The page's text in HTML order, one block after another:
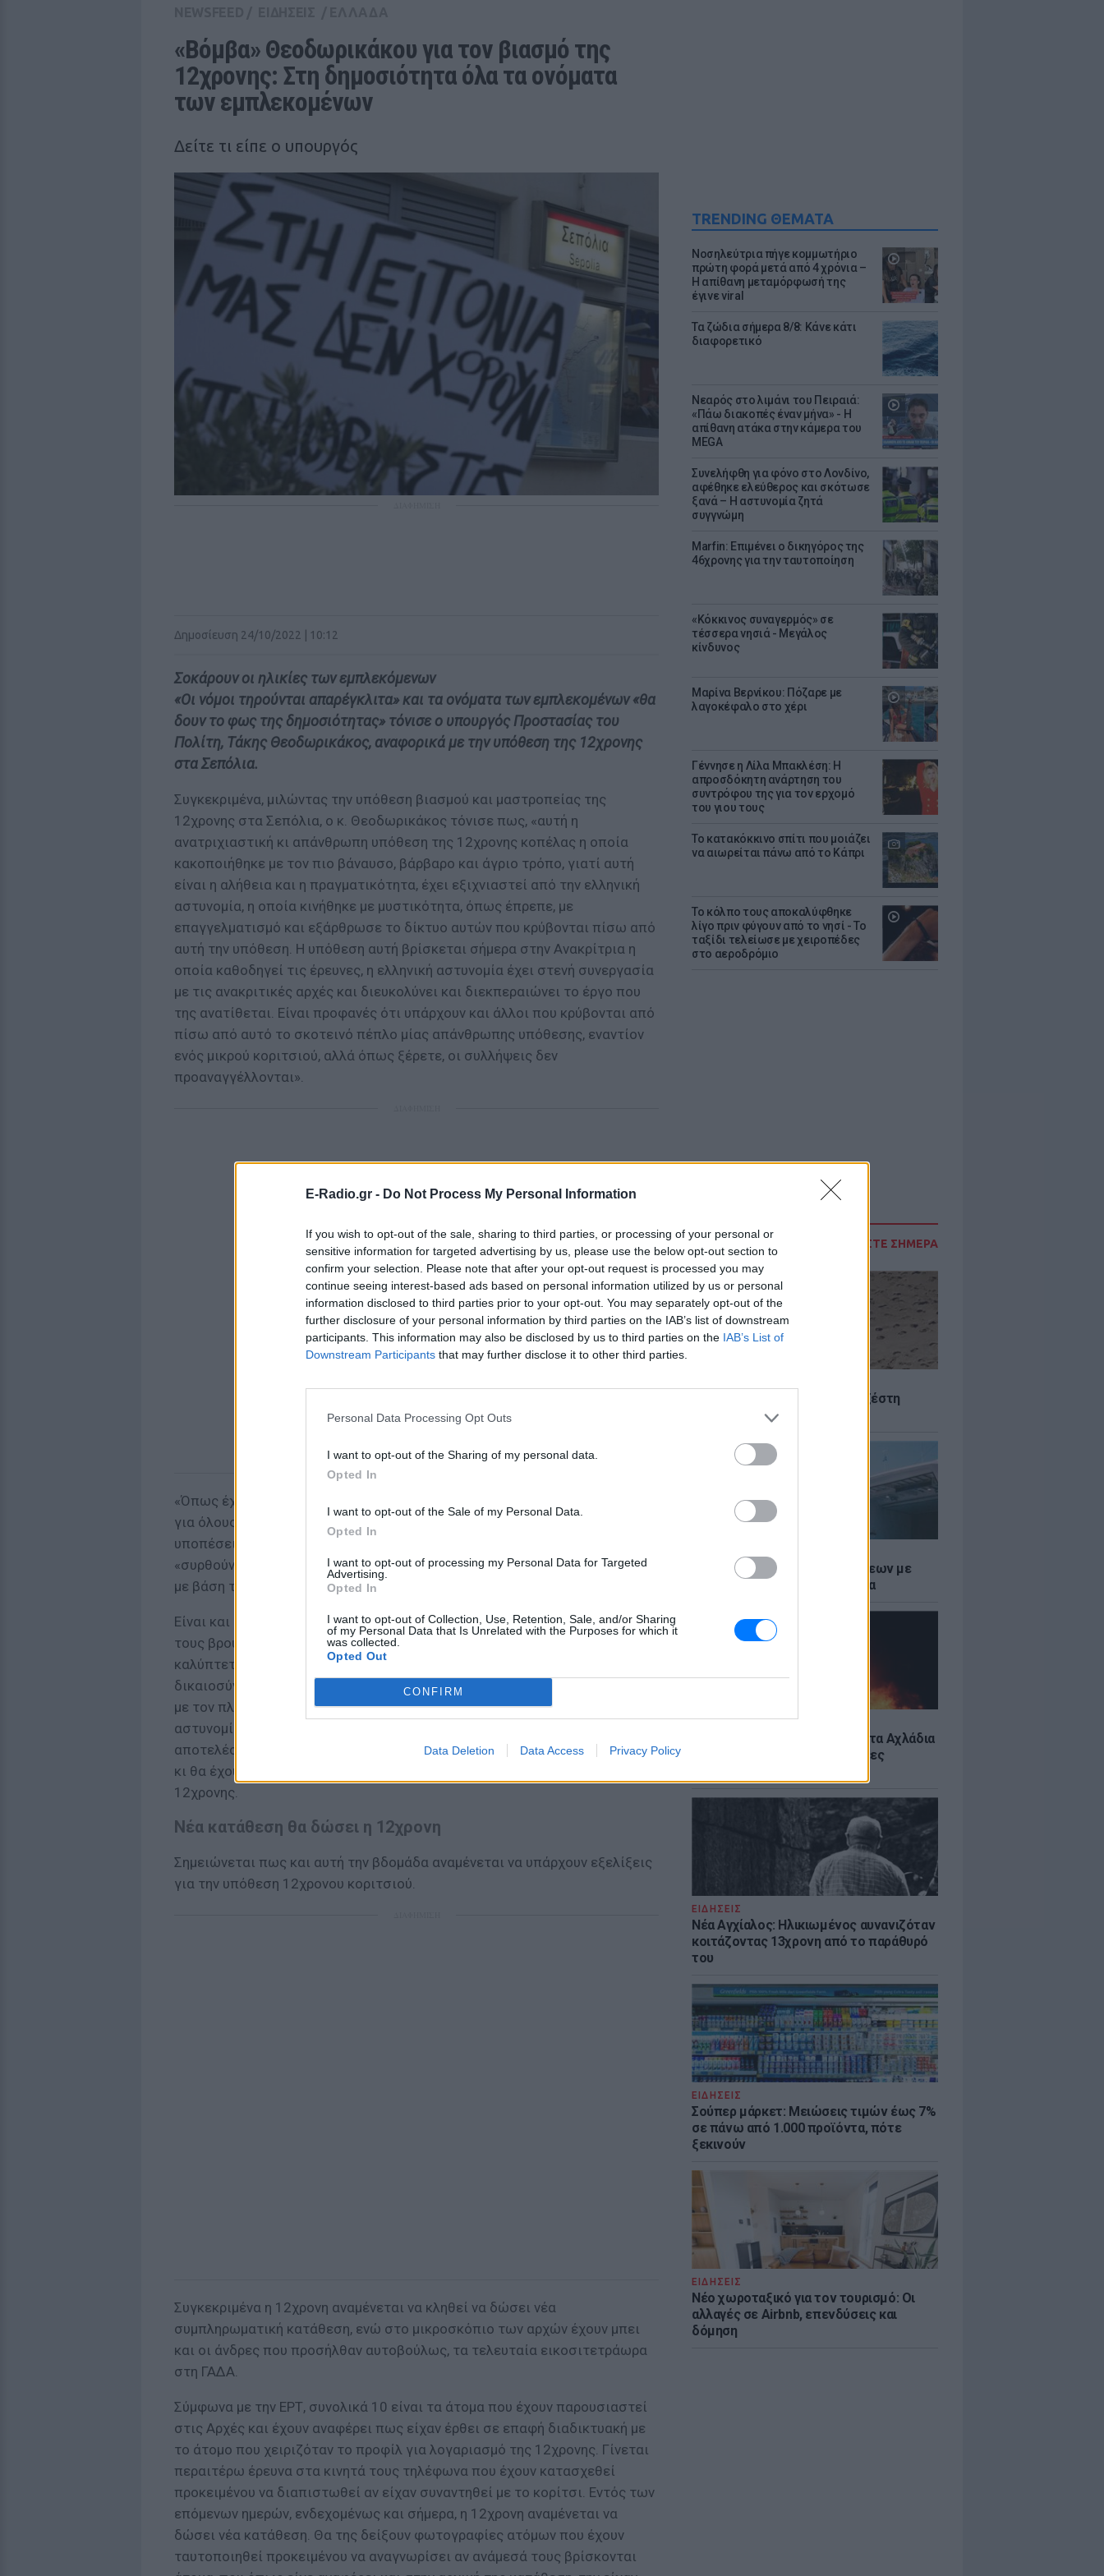
E-Radio.gr - Do Not Process My Personal Information
If you wish to opt-out of the sale, sharing to third parties, or processing of your personal or
sensitive information for targeted advertising by us, please use the below opt-out section to
confirm your selection. Please note that after your opt-out request is processed you may
continue seeing interest-based ads based on personal information utilized by us or personal
information disclosed to third parties prior to your opt-out. You may separately opt-out of the
further disclosure of your personal information by third parties on the IAB’s list of downstream
participants. This information may also be disclosed by us to third parties on the IAB’s List of
Downstream Participants that may further disclose it to other third parties.
Personal Data Processing Opt Outs
I want to opt-out of the Sharing of my personal data.
Opted In
I want to opt-out of the Sale of my Personal Data.
Opted In
I want to opt-out of processing my Personal Data for Targeted
Advertising.
Opted In
I want to opt-out of Collection, Use, Retention, Sale, and/or Sharing
of my Personal Data that Is Unrelated with the Purposes for which it
was collected.
Opted Out
CONFIRM
Data Deletion Data Access Privacy Policy
TRENDING ΘΕΜΑΤΑ
Νοσηλεύτρια πήγε κομμωτήριο
πρώτη φορά μετά από 4 χρόνια –
Η απίθανη μεταμόρφωσή της
έγινε viral
Τα ζώδια σήμερα 8/8: Κάνε κάτι
διαφορετικό
Νεαρός στο λιμάνι του Πειραιά:
«Πάω διακοπές έναν μήνα» - Η
απίθανη ατάκα στην κάμερα του
MEGA
Συνελήφθη για φόνο στο Λονδίνο,
αφέθηκε ελεύθερος και σκότωσε
ξανά – Η αστυνομία ζητά
συγγνώμη
Marfin: Επιμένει ο δικηγόρος της
46χρονης για την ταυτοποίηση
«Κόκκινος συναγερμός» σε
τέσσερα νησιά - Μεγάλος
κίνδυνος
Μαρίνα Βερνίκου: Πόζαρε με
λαγοκέφαλο στο χέρι
Γέννησε η Λίλα Μπακλέση: Η
απροσδόκητη ανάρτηση του
συντρόφου της για τον ερχομό
του γιου τους
Το κατακόκκινο σπίτι που μοιάζει
να αιωρείται πάνω από το Κάπρι
Το κόλπο τους αποκαλύφθηκε
λίγο πριν φύγουν από το νησί - Το
ταξίδι τελείωσε με χειροπέδες
στο αεροδρόμιο
ΔΙΑΒΑΣΤΕ ΣΗΜΕΡΑ
Καιρός: Πού θα «χτυπήσει» η ζέστη
Αύγουστος: Ρεκόρ Αναχωρήσεων με
56.000 Ταξιδιώτες στα Λιμάνια
ΕΙΔΗΣΕΙΣ
Σητεία: Υπό έλεγχο η φωτιά στα Αχλάδια
– Σε επιφυλακή η Κρήτη για νέες
ΕΙΔΗΣΕΙΣ
Νέα Αγχίαλος: Ηλικιωμένος αυνανιζόταν
κοιτάζοντας 13χρονη από το παράθυρό
του
ΕΙΔΗΣΕΙΣ
Σούπερ μάρκετ: Μειώσεις τιμών έως 7%
σε πάνω από 1.000 προϊόντα, πότε
ξεκινούν
ΕΙΔΗΣΕΙΣ
Νέο χωροταξικό για τον τουρισμό: Οι
αλλαγές σε Airbnb, επενδύσεις και
δόμηση
«Βόμβα» Θεοδωρικάκου για τον βιασμό της
12χρονης: Στη δημοσιότητα όλα τα ονόματα
των εμπλεκομένων
Δείτε τι είπε ο υπουργός
Δημοσίευση 24/10/2022 | 10:12
Σοκάρουν οι ηλικίες των εμπλεκόμενων
«Οι νόμοι τηρούνται απαρέγκλιτα» και τα ονόματα των εμπλεκομένων «θα
δουν το φως της δημοσιότητας» τόνισε ο υπουργός Προστασίας του
Πολίτη, Τάκης Θεοδωρικάκος, αναφορικά με την υπόθεση της 12χρονης
στα Σεπόλια.
Συγκεκριμένα, μιλώντας την υπόθεση βιασμού και μαστροπείας της
12χρονης στα Σεπόλια, ο κ. Θεοδωρικάκος τόνισε πως, «αυτή η
ανατριχιαστική κι απάνθρωπη υπόθεση της 12χρονης κοπέλας η οποία
κακοποιήθηκε με τον πιο βάναυσο, βάρβαρο και άγριο τρόπο, γιατί αυτή
είναι η αλήθεια και η πραγματικότητα, έχει εξιχνιαστεί από την ελληνική
αστυνομία, η οποία κινήθηκε με μυστικότητα, όπως έπρεπε, με
επαγγελματισμό και εξάρθρωσε το δίκτυο αυτών που κρύβονται πίσω από
αυτή την υπόθεση. Η υπόθεση αυτή βρίσκεται σήμερα στην Ανακρίτρια η
οποία καθοδηγεί τις έρευνες, η ελληνική αστυνομία έχει στενή συνεργασία
με τις ανακριτικές αρχές και διευκολύνει και διεκπεραιώνει το έργο που
της ανατίθεται. Είναι προφανές ότι υπάρχουν και άλλοι που κρύβονται από
πίσω από αυτό το σκοτεινό πέπλο μίας απάνθρωπης υπόθεσης, εναντίον
ενός μικρού κοριτσιού, αλλά όπως ξέρετε, οι συλλήψεις δεν
προαναγγέλλονται».
«Όπως έχουμε αποδείξει οι νόμοι τηρούνται και τηρούνται απαρέγκλιτα
για όλους, χωρίς εξαιρέσεις, διακρίσεις και αστερίσκους, όσοι έχουν
υποπέσει σε τέτοιου είδους εγκληματικές πράξεις, θα
«συρθούν» ενώπιον ης δικαιοσύνης και θα έχουν την τύχη που τους αξίζει
με βάση τους νόμους του κράτους.
Είναι και άλλες περιπτώσεις που έχουν πει πολλοί στα social media, “μα θα
τους βρουν;”, ή “μήπως καλύπτονται”, έχει αποδειχθεί ότι τίποτα δεν
καλύπτεται, τα πάντα αποκαλύπτονται και όλοι οδηγούνται στη
δικαιοσύνη, ακόμα και εάν υπάρχει κάποια καθυστέρηση. Η δουλειά γίνεται
με τον πλέον επαγγελματικό τρόπο και με άριστη συνεργασία της
αστυνομίας με τις ανακριτικές αρχές και η δουλειά προχωρά με
αποτελέσματα. Τα ονόματά τους φυσικά θα δουν το φως της δημοσιότητας
κι θα έχουν τύχη που τους αξίζει», πρόσθεσε σχετικά με την υπόθεση της
12χρονης.
Νέα κατάθεση θα δώσει η 12χρονη
Σημειώνεται πως και αυτή την βδομάδα αναμένεται να υπάρχουν εξελίξεις
για την υπόθεση 12χρονου κοριτσιού.
Συγκεκριμένα η 12χρονη αναμένεται να κληθεί να δώσει νέα
συμπληρωματική κατάθεση, ενώ στο μικροσκόπιο των αρχών έχουν μπει
και οι άνδρες που προσήλθαν αυτοβούλως, τα τελευταία εικοσιτετράωρα
στη ΓΑΔΑ.
Σύμφωνα με την ΕΡΤ, συνολικά 10 είναι τα άτομα που έχουν παρουσιαστεί
στις Αρχές και έχουν αναφέρει πως είχαν έρθει σε επαφή διαδικτυακή με
το άτομο που χειριζόταν το προφίλ για λογαριασμό της 12χρονης. Γίνεται
περαιτέρω έρευνα στα κινητά τους τηλέφωνα που έχουν κατασχεθεί
προκειμένου να διαπιστωθεί αν είχαν συναντηθεί με το κορίτσι. Εντός των
επόμενων ημερών, ενδεχομένως και σήμερα, η 12χρονη αναμένεται να
δώσει νέα κατάθεση. Θα της δείξουν φωτογραφίες ατόμων που έχουν
ταυτοποιηθεί προκειμένου να αναγνωρίσει αν ανάμεσά τους βρίσκονται